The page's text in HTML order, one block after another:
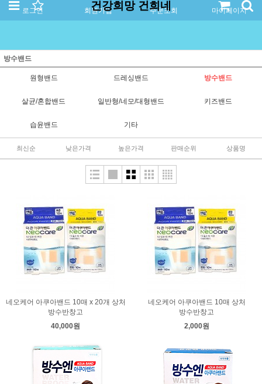
로그인 회원가입 주문조회 마이페이지
건강희망 건희네
방수밴드
원형밴드 드레싱밴드 방수밴드
살균/혼합밴드 일반형/네모/대형밴드 키즈밴드
습윤밴드 기타
최신순 낮은가격 높은가격 판매순위 상품명
네오케어 아쿠아밴드 10매 x 20개 상처
방수반창고
40,000원
네오케어 아쿠아밴드 10매 상처
방수반창고
2,000원